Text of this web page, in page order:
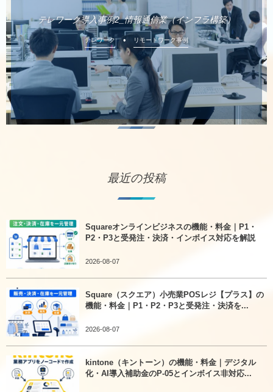
テレワーク導入事例2_情報通信業（インフラ構築）
テレワーク リモートワーク事例
最近の投稿
Squareオンラインビジネスの機能・料金｜P1・
P2・P3と受発注・決済・インボイス対応を解説
2026-08-07
Square（スクエア）小売業POSレジ【プラス】の
機能・料金｜P1・P2・P3と受発注・決済を...
2026-08-07
kintone（キントーン）の機能・料金｜デジタル
化・AI導入補助金のP-05とインボイス非対応...